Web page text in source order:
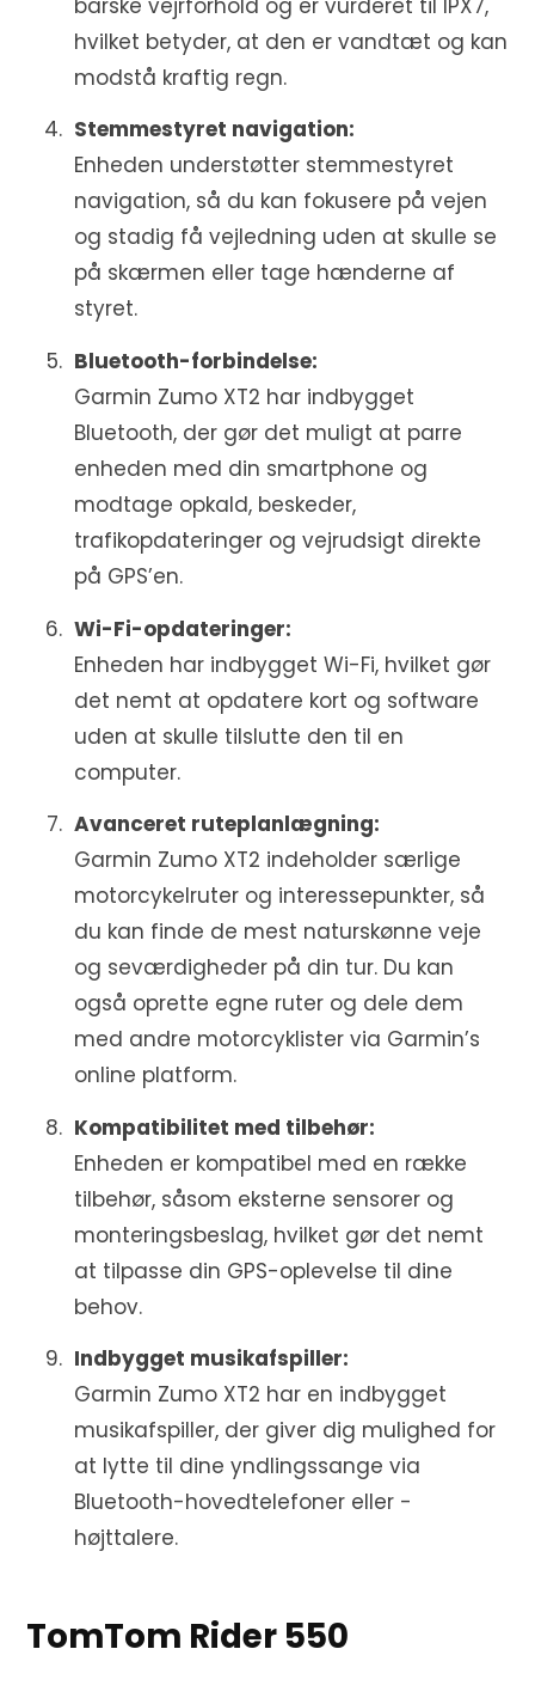
barske vejrforhold og er vurderet til IPX7,
hvilket betyder, at den er vandtæt og kan
modstå kraftig regn.
Stemmestyret navigation:
Enheden understøtter stemmestyret
navigation, så du kan fokusere på vejen
og stadig få vejledning uden at skulle se
på skærmen eller tage hænderne af
styret.
Bluetooth-forbindelse:
Garmin Zumo XT2 har indbygget
Bluetooth, der gør det muligt at parre
enheden med din smartphone og
modtage opkald, beskeder,
trafikopdateringer og vejrudsigt direkte
på GPS’en.
Wi-Fi-opdateringer:
Enheden har indbygget Wi-Fi, hvilket gør
det nemt at opdatere kort og software
uden at skulle tilslutte den til en
computer.
Avanceret ruteplanlægning:
Garmin Zumo XT2 indeholder særlige
motorcykelruter og interessepunkter, så
du kan finde de mest naturskønne veje
og seværdigheder på din tur. Du kan
også oprette egne ruter og dele dem
med andre motorcyklister via Garmin’s
online platform.
Kompatibilitet med tilbehør:
Enheden er kompatibel med en række
tilbehør, såsom eksterne sensorer og
monteringsbeslag, hvilket gør det nemt
at tilpasse din GPS-oplevelse til dine
behov.
Indbygget musikafspiller:
Garmin Zumo XT2 har en indbygget
musikafspiller, der giver dig mulighed for
at lytte til dine yndlingssange via
Bluetooth-hovedtelefoner eller -
højttalere.
TomTom Rider 550